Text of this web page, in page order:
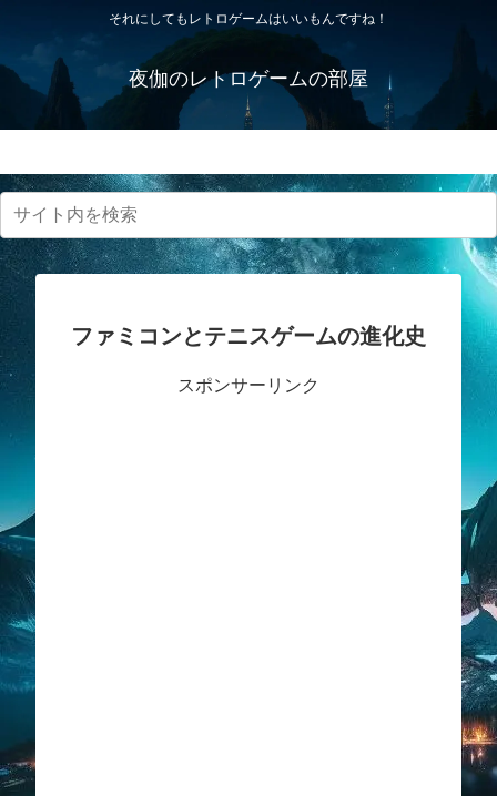
それにしてもレトロゲームはいいもんですね！
夜伽のレトロゲームの部屋
ファミコンとテニスゲームの進化史
スポンサーリンク